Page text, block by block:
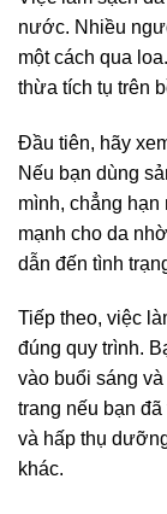
nước. Nhiều
một cách qua
thừa tích tụ trên
Đầu tiên, hãy
Nếu bạn dùng
mình, chẳng
mạnh cho da
dẫn đến tình
Tiếp theo, việc
đúng quy trình.
vào buổi sáng
trang nếu bạn
và hấp thụ
khác.